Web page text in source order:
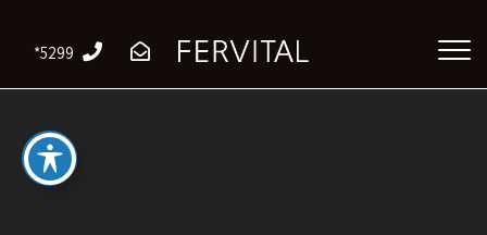
*5299